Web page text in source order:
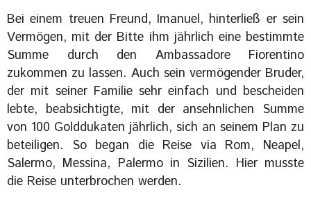
Bei einem treuen Freund, Imanuel, hinterließ er sein
Vermögen, mit der Bitte ihm jährlich eine bestimmte
Summe durch den Ambassadore Fiorentino
zukommen zu lassen. Auch sein vermögender Bruder,
der mit seiner Familie sehr einfach und bescheiden
lebte, beabsichtigte, mit der ansehnlichen Summe
von 100 Golddukaten jährlich, sich an seinem Plan zu
beteiligen. So began die Reise via Rom, Neapel,
Salermo, Messina, Palermo in Sizilien. Hier musste
die Reise unterbrochen werden.